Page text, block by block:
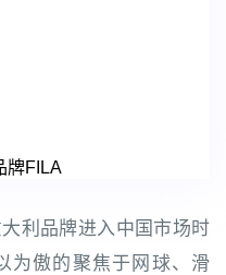
牌FILA
利品牌进入中国市场时
为傲的聚焦于网球、滑